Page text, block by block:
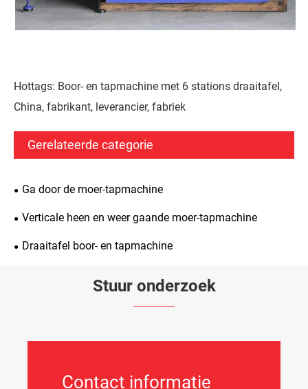
Hottags: Boor- en tapmachine met 6 stations draaitafel,
China, fabrikant, leverancier, fabriek
Gerelateerde categorie
Ga door de moer-tapmachine
Verticale heen en weer gaande moer-tapmachine
Draaitafel boor- en tapmachine
Stuur onderzoek
Contact informatie